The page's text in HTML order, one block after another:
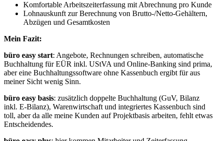
Komfortable Arbeitszeiterfassung mit Abrechnung pro Kunde
Lohnauskunft zur Berechnung von Brutto-/Netto-Gehältern,
Abzügen und Gesamtkosten
Mein Fazit:
büro easy start: Angebote, Rechnungen schreiben, automatische
Buchhaltung für EÜR inkl. UStVA und Online-Banking sind prima,
aber eine Buchhaltungssoftware ohne Kassenbuch ergibt für aus
meiner Sicht wenig Sinn.
büro easy basis: zusätzlich doppelte Buchhaltung (GuV, Bilanz
inkl. E-Bilanz), Warenwirtschaft und integriertes Kassenbuch sind
toll, aber da alle meine Kunden auf Projektbasis arbeiten, fehlt etwas
Entscheidendes.